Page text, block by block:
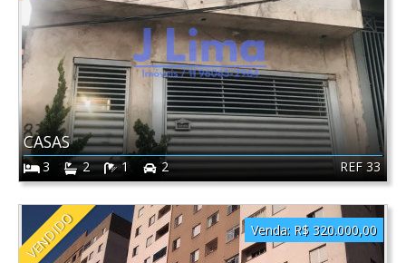
REF 33
CASAS
3 2 1 2
VENDIDO Venda: R$ 320.000,00